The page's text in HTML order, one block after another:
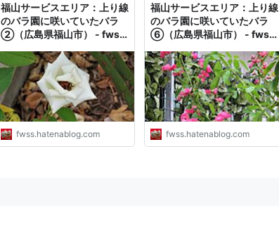
福山サービスエリア：上り線
のバラ園に咲いていたバラ
②（広島県福山市） - fwss
fwss.hatenablog.com
福山サービスエリア：上り線
のバラ園に咲いていたバラ
⑥（広島県福山市） - fwss
fwss.hatenablog.com